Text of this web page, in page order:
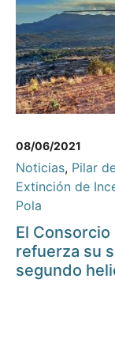
08/06/2021
Noticias, Pilar
Extinción de
Pola
El
refuerza su
segundo